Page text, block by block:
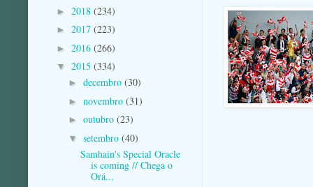
► 2018 (234)
► 2017 (223)
► 2016 (266)
▼ 2015 (334)
► decembro (30)
► novembro (31)
► outubro (23)
▼ setembro (40)
Samhain's Special Oracle
is coming // Chega o
Orá...